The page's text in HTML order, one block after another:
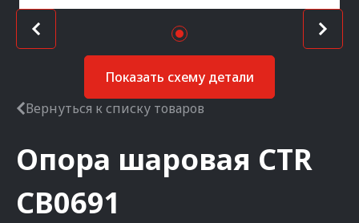
Показать схему детали
Вернуться к списку товаров
Опора шаровая CTR
CB0691